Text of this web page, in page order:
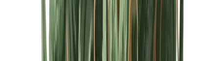
Cannabis Extrakte